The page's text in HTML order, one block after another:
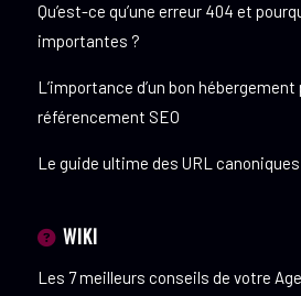
Qu’est-ce qu’une erreur 404 et
importantes ?
L’importance d’un bon
référencement SEO
Le guide ultime des URL canoniques
WIKI
Les 7 meilleurs conseils de votre